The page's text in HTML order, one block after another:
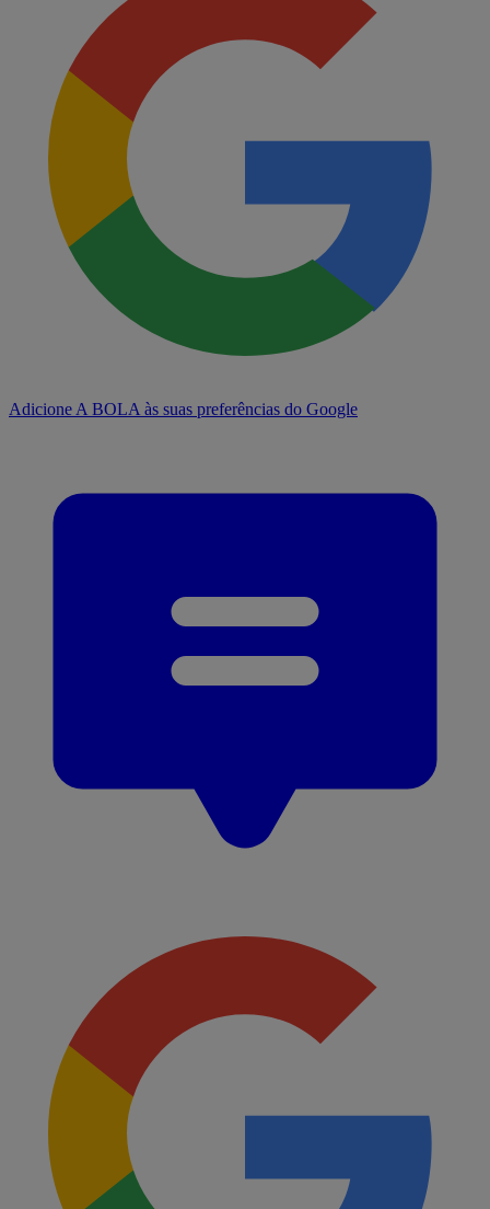
Adicione A BOLA às suas preferências do Google